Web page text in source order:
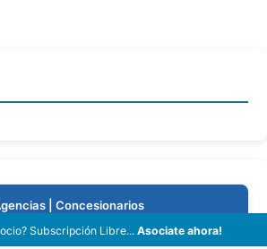
| Concesionarios
Subscripción Libre... Asociate ahora!